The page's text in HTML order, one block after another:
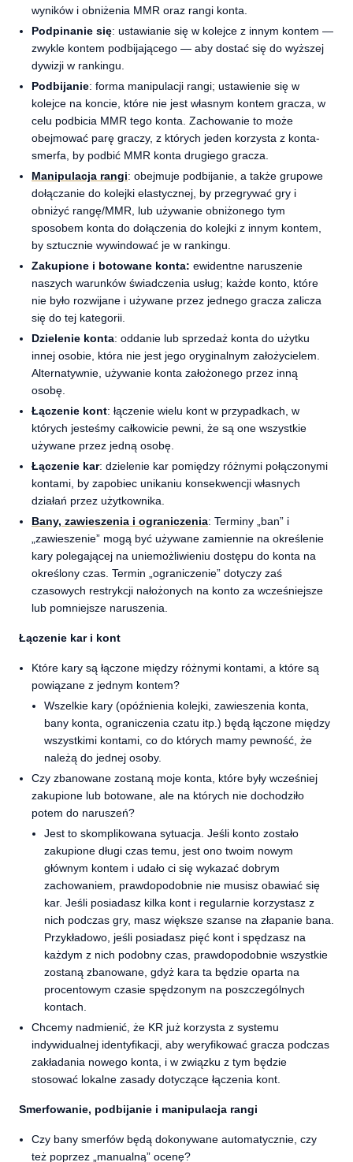
wyników i obniżenia MMR oraz rangi konta.
Podpinanie się: ustawianie się w kolejce z innym kontem —
zwykle kontem podbijającego — aby dostać się do wyższej
dywizji w rankingu.
Podbijanie: forma manipulacji rangi; ustawienie się w
kolejce na koncie, które nie jest własnym kontem gracza, w
celu podbicia MMR tego konta. Zachowanie to może
obejmować parę graczy, z których jeden korzysta z konta-
smerfa, by podbić MMR konta drugiego gracza.
Manipulacja rangi: obejmuje podbijanie, a także grupowe
dołączanie do kolejki elastycznej, by przegrywać gry i
obniżyć rangę/MMR, lub używanie obniżonego tym
sposobem konta do dołączenia do kolejki z innym kontem,
by sztucznie wywindować je w rankingu.
Zakupione i botowane konta: ewidentne naruszenie
naszych warunków świadczenia usług; każde konto, które
nie było rozwijane i używane przez jednego gracza zalicza
się do tej kategorii.
Dzielenie konta: oddanie lub sprzedaż konta do użytku
innej osobie, która nie jest jego oryginalnym założycielem.
Alternatywnie, używanie konta założonego przez inną
osobę.
Łączenie kont: łączenie wielu kont w przypadkach, w
których jesteśmy całkowicie pewni, że są one wszystkie
używane przez jedną osobę.
Łączenie kar: dzielenie kar pomiędzy różnymi połączonymi
kontami, by zapobiec unikaniu konsekwencji własnych
działań przez użytkownika.
Bany, zawieszenia i ograniczenia: Terminy „ban” i
„zawieszenie” mogą być używane zamiennie na określenie
kary polegającej na uniemożliwieniu dostępu do konta na
określony czas. Termin „ograniczenie” dotyczy zaś
czasowych restrykcji nałożonych na konto za wcześniejsze
lub pomniejsze naruszenia.
Łączenie kar i kont
Które kary są łączone między różnymi kontami, a które są
powiązane z jednym kontem?
Wszelkie kary (opóźnienia kolejki, zawieszenia konta,
bany konta, ograniczenia czatu itp.) będą łączone między
wszystkimi kontami, co do których mamy pewność, że
należą do jednej osoby.
Czy zbanowane zostaną moje konta, które były wcześniej
zakupione lub botowane, ale na których nie dochodziło
potem do naruszeń?
Jest to skomplikowana sytuacja. Jeśli konto zostało
zakupione długi czas temu, jest ono twoim nowym
głównym kontem i udało ci się wykazać dobrym
zachowaniem, prawdopodobnie nie musisz obawiać się
kar. Jeśli posiadasz kilka kont i regularnie korzystasz z
nich podczas gry, masz większe szanse na złapanie bana.
Przykładowo, jeśli posiadasz pięć kont i spędzasz na
każdym z nich podobny czas, prawdopodobnie wszystkie
zostaną zbanowane, gdyż kara ta będzie oparta na
procentowym czasie spędzonym na poszczególnych
kontach.
Chcemy nadmienić, że KR już korzysta z systemu
indywidualnej identyfikacji, aby weryfikować gracza podczas
zakładania nowego konta, i w związku z tym będzie
stosować lokalne zasady dotyczące łączenia kont.
Smerfowanie, podbijanie i manipulacja rangi
Czy bany smerfów będą dokonywane automatycznie, czy
też poprzez „manualną” ocenę?